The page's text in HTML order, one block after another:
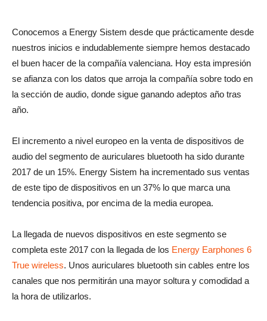
Conocemos a Energy Sistem desde que prácticamente desde
nuestros inicios e indudablemente siempre hemos destacado
el buen hacer de la compañía valenciana. Hoy esta impresión
se afianza con los datos que arroja la compañía sobre todo en
la sección de audio, donde sigue ganando adeptos año tras
año.
El incremento a nivel europeo en la venta de dispositivos de
audio del segmento de auriculares bluetooth ha sido durante
2017 de un 15%. Energy Sistem ha incrementado sus ventas
de este tipo de dispositivos en un 37% lo que marca una
tendencia positiva, por encima de la media europea.
La llegada de nuevos dispositivos en este segmento se
completa este 2017 con la llegada de los Energy Earphones 6
True wireless. Unos auriculares bluetooth sin cables entre los
canales que nos permitirán una mayor soltura y comodidad a
la hora de utilizarlos.